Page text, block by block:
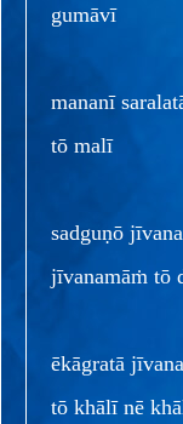
gumāvī
mananī
tō malī
sadguṇō
jīvanamāṁ tō
ēkāgratā
tō khālī nē